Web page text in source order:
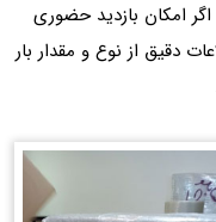
اگر امکان بازدید حضوری
دقیق از نوع و مقدار بار